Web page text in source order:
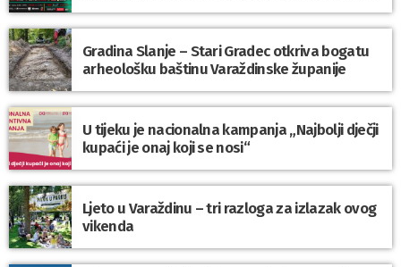
Gradina Slanje – Stari Gradec otkriva bogatu
arheološku baštinu Varaždinske županije
U tijeku je nacionalna kampanja „Najbolji dječji
kupaći je onaj koji se nosi“
Ljeto u Varaždinu – tri razloga za izlazak ovog
vikenda